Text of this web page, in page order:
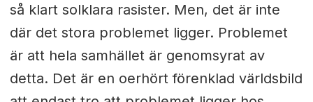
så klart solklara rasister. Men, det är inte
där det stora problemet ligger. Problemet
är att hela samhället är genomsyrat av
detta. Det är en oerhört förenklad världsbild